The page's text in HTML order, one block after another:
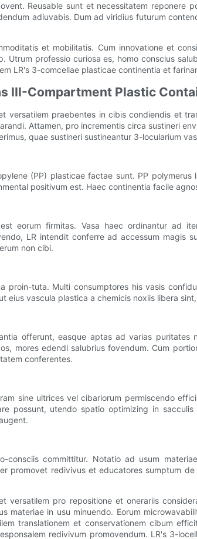
Reusable sunt et necessitatem reponere
adiuvabis. Dum ad viridius futurum
et mobilitatis. Cum innovatione et
professio curiosa es, homo conscius
LR's 3-comcellae plasticae continentia et
III-Compartment Plastic
praebentes in cibis condiendis et
Attamen, pro incrementis circa sustineri
quae sustineri sustineantur 3-locularium
(PP) plasticae factae sunt. PP
positivum est. Haec continentia facile
eorum firmitas. Vasa haec ordinantur ad
LR intendit conferre ad accessum magis
non cibi.
proin-tuta. Multi consumptores his vasis
vascula plastica a chemicis noxiis libera
offerunt, easque aptas ad varias
mores edendi salubrius fovendum. Cum
conferentes.
sine ultrices vel cibariorum permiscendo
possunt, utendo spatio optimizing in
committitur. Notatio ad usum
promovet redivivus et educatores sumptum
versatilem pro repositione et onerariis
materiae in usu minuendo. Eorum
translationem et conservationem cibum
redivivum promovendum. LR's 3-